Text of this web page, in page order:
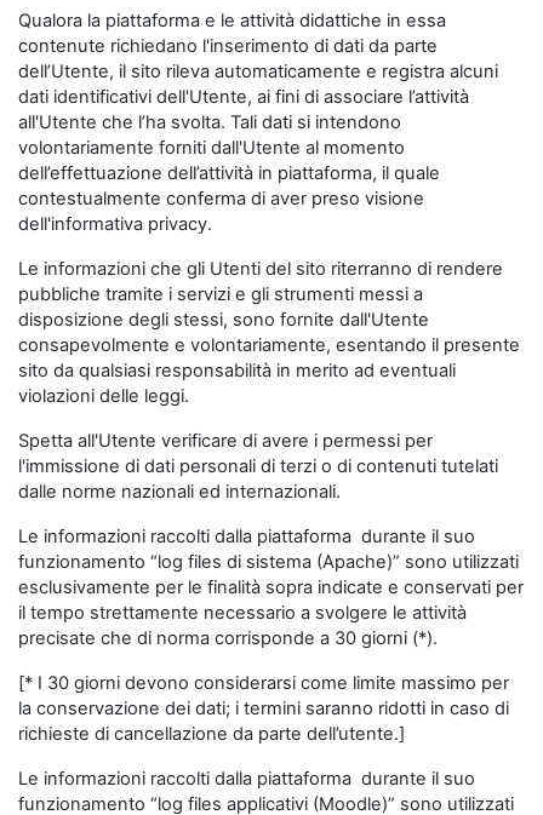
Qualora la piattaforma e le attività didattiche in essa
contenute richiedano l'inserimento di dati da parte
dell’Utente, il sito rileva automaticamente e registra alcuni
dati identificativi dell'Utente, ai fini di associare l’attività
all'Utente che l’ha svolta. Tali dati si intendono
volontariamente forniti dall'Utente al momento
dell’effettuazione dell’attività in piattaforma, il quale
contestualmente conferma di aver preso visione
dell'informativa privacy.
Le informazioni che gli Utenti del sito riterranno di rendere
pubbliche tramite i servizi e gli strumenti messi a
disposizione degli stessi, sono fornite dall'Utente
consapevolmente e volontariamente, esentando il presente
sito da qualsiasi responsabilità in merito ad eventuali
violazioni delle leggi.
Spetta all'Utente verificare di avere i permessi per
l'immissione di dati personali di terzi o di contenuti tutelati
dalle norme nazionali ed internazionali.
Le informazioni raccolti dalla piattaforma durante il suo
funzionamento “log files di sistema (Apache)” sono utilizzati
esclusivamente per le finalità sopra indicate e conservati per
il tempo strettamente necessario a svolgere le attività
precisate che di norma corrisponde a 30 giorni (*).
[* I 30 giorni devono considerarsi come limite massimo per
la conservazione dei dati; i termini saranno ridotti in caso di
richieste di cancellazione da parte dell’utente.]
Le informazioni raccolti dalla piattaforma durante il suo
funzionamento “log files applicativi (Moodle)” sono utilizzati